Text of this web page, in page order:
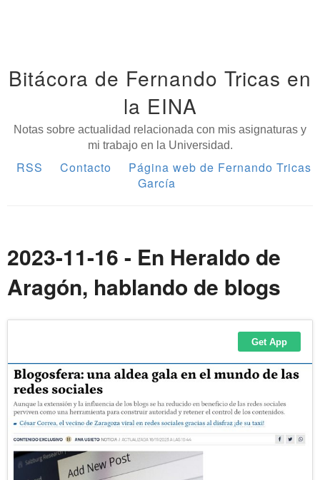
Bitácora de Fernando Tricas en
la EINA
Notas sobre actualidad relacionada con mis asignaturas y
mi trabajo en la Universidad.
RSS Contacto
Página web de Fernando Tricas
García
2023-11-16 - En Heraldo de
Aragón, hablando de blogs